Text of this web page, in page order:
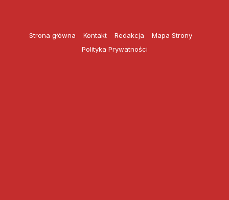
Strona główna Kontakt Redakcja
Mapa Strony
Polityka Prywatności